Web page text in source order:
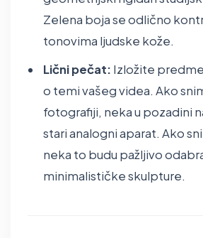
Zelena boja se odlično
tonovima ljudske kože.
Lični pečat: Izložite
o temi vašeg videa. Ako
fotografiji, neka u pozadini
stari analogni aparat. Ako
neka to budu pažljivo
minimalističke skulpture.